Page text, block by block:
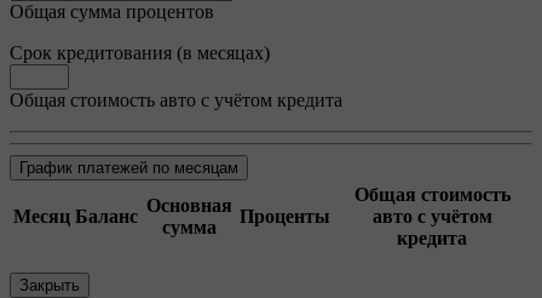
Общая сумма процентов
Срок кредитования (в месяцах)
Общая стоимость авто с учётом кредита
График платежей по месяцам
Месяц Баланс
Основная
сумма
Проценты
Общая стоимость
авто с учётом
кредита
Закрыть